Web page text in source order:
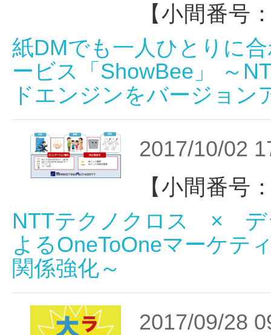
【小間番号
紙DMでも一人ひとりに
ービス「ShowBee」 ～
ドエンジンをバージョン
2017/10/02
【小間番号
NTTテクノクロス × デ
よるOneToOneマーケテ
関係強化～
2017/09/28